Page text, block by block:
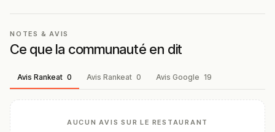
NOTES & AVIS
Ce que la communauté en dit
Avis Rankeat 0 Avis Rankeat 0 Avis Google 19
AUCUN AVIS SUR LE RESTAURANT